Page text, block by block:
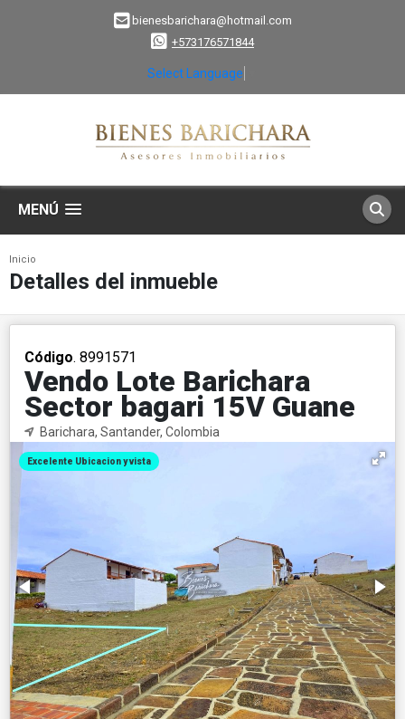
bienesbarichara@hotmail.com
+573176571844
Select Language
MENÚ
Inicio
Detalles del inmueble
Código. 8991571
Vendo Lote Barichara
Sector bagari 15V Guane
Barichara, Santander, Colombia
Excelente Ubicacion y vista